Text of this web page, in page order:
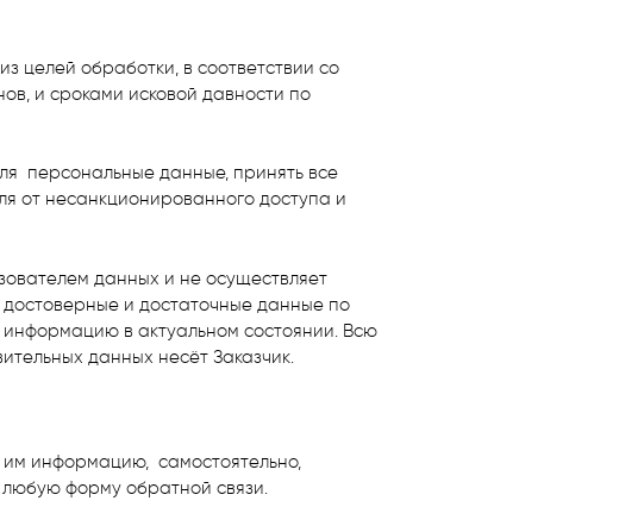
целей обработки, в соответствии со
и сроками исковой давности по
персональные данные, принять все
от несанкционированного доступа и
данных и не осуществляет
достоверные и достаточные данные по
в актуальном состоянии. Всю
данных несёт Заказчик.
информацию, самостоятельно,
форму обратной связи.